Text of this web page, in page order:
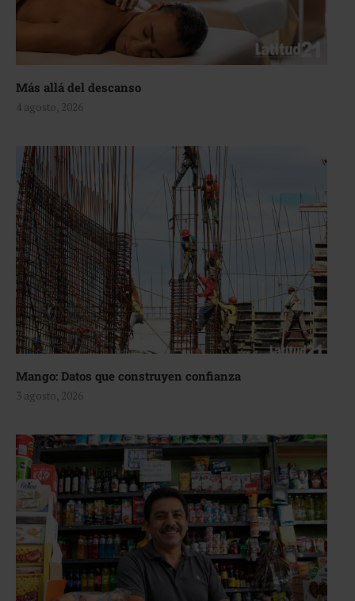
Más allá del descanso
4 agosto, 2026
Mango: Datos que construyen confianza
3 agosto, 2026